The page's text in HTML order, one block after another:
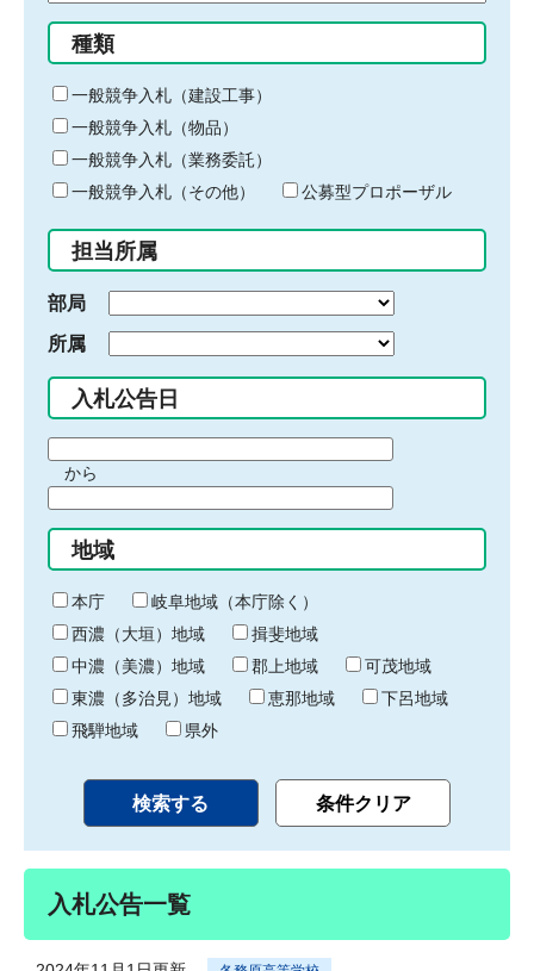
る
キ
ー
ワ
ー
ド
入
力
種類
一般競争入札（建設工事）
一般競争入札（物品）
一般競争入札（業務委託）
一般競争入札（その他）
公募型プロポーザル
担当所属
部局
所属
入札公告日
間
始
り
から
間
終
わ
り
地域
本庁
岐阜地域（本庁除く）
西濃（大垣）地域
揖斐地域
中濃（美濃）地域
郡上地域
可茂地域
東濃（多治見）地域
恵那地域
下呂地域
飛騨地域
県外
入札公告一覧